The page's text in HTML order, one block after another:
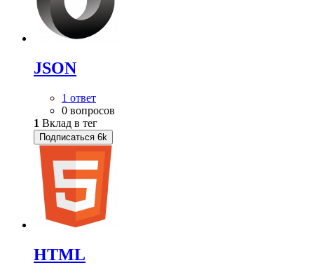
JSON
1 ответ
0 вопросов
1 Вклад в тег
Подписаться 6k
HTML